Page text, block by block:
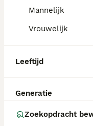
Mannelijk
Vrouwelijk
Leeftijd
Generatie
Zoekopdracht
Hoeveel
De gemiddelde
stamboom, de
Wat is het
Cavapoo?